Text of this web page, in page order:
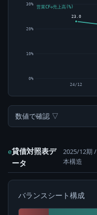
0%
10%
20%
30%
23.0
24/12
営業CF÷売上高(%)
数値で確認 ▽
e貸借対照表デ
ータ
2025/12期
本構造
バランスシート構成